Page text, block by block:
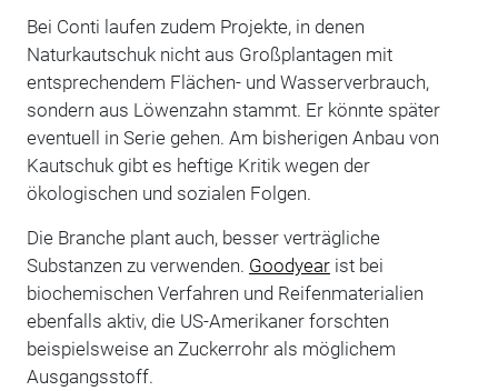
Bei Conti laufen zudem Projekte, in denen
Naturkautschuk nicht aus Großplantagen mit
entsprechendem Flächen- und Wasserverbrauch,
sondern aus Löwenzahn stammt. Er könnte später
eventuell in Serie gehen. Am bisherigen Anbau von
Kautschuk gibt es heftige Kritik wegen der
ökologischen und sozialen Folgen.
Die Branche plant auch, besser verträgliche
Substanzen zu verwenden. Goodyearist bei
biochemischen Verfahren und Reifenmaterialien
ebenfalls aktiv, die US-Amerikaner forschten
beispielsweise an Zuckerrohr als möglichem
Ausgangsstoff.